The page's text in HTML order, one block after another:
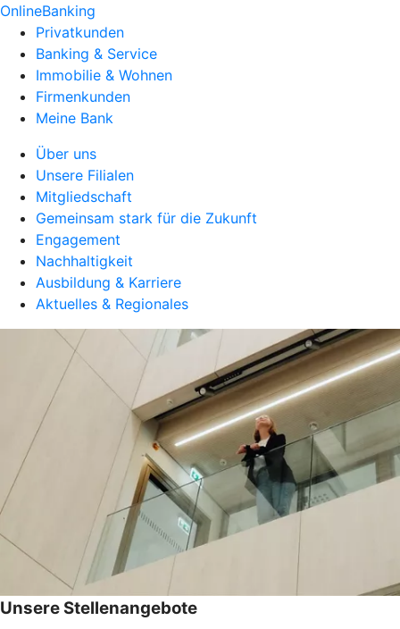
OnlineBanking
Privatkunden
Banking & Service
Immobilie & Wohnen
Firmenkunden
Meine Bank
Über uns
Unsere Filialen
Mitgliedschaft
Gemeinsam stark für die Zukunft
Engagement
Nachhaltigkeit
Ausbildung & Karriere
Aktuelles & Regionales
Unsere Stellenangebote